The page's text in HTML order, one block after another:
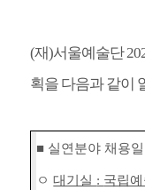
(재)서울예술단
획을 다음과 같이
■ 실연분야 채용일
ㅇ대기실 : 국립